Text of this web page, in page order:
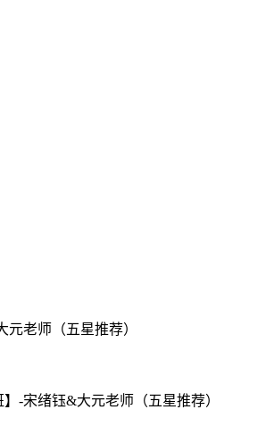
老师（五星推荐）
-宋绪钰&大元老师（五星推荐）